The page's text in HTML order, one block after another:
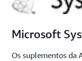
Microsoft
Os suplementos da